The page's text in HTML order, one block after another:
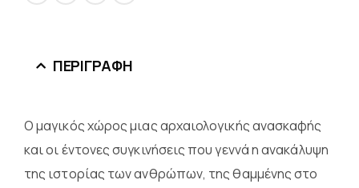
ΠΕΡΙΓΡΑΦΉ
Ο μαγικός χώρος μιας αρχαιολογικής ανασκαφής
και οι έντονες συγκινήσεις που γεννά η ανακάλυψη
της ιστορίας των ανθρώπων, της θαμμένης στο